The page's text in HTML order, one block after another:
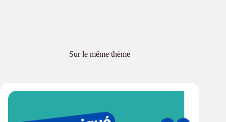
Sur le même thème